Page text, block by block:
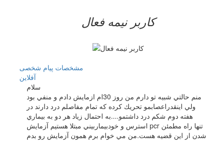
کاربر نيمه فعال
مشخصات پیام شخصی
آفلاين
سلام
منم حالتي شبيه تو دارم من روز 30ام ازمايش دادم و منفي بود
ولي اينقدراعصابمو تحريك كرده كه تمام مفاصلم درد دارند در
هفته دوم شكم درد داشتمو....به احتمال زياد هر دو به بيماري
استرس و خودبيماربيني مبتلا هستيم آزمايش pcr تنها راه مطمئن
شدن از اين قضيه هست.من مي خوام برم همون آزمايش رو بدم